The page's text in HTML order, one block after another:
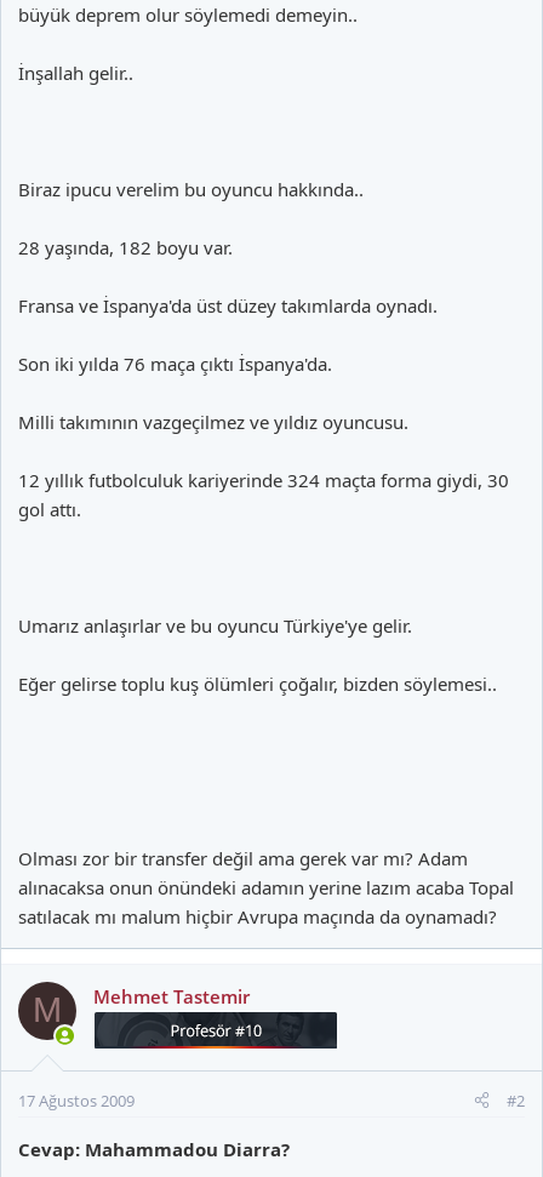
büyük deprem olur söylemedi demeyin..
İnşallah gelir..
Biraz ipucu verelim bu oyuncu hakkında..
28 yaşında, 182 boyu var.
Fransa ve İspanya'da üst düzey takımlarda oynadı.
Son iki yılda 76 maça çıktı İspanya'da.
Milli takımının vazgeçilmez ve yıldız oyuncusu.
12 yıllık futbolculuk kariyerinde 324 maçta forma giydi, 30
gol attı.
Umarız anlaşırlar ve bu oyuncu Türkiye'ye gelir.
Eğer gelirse toplu kuş ölümleri çoğalır, bizden söylemesi..
Olması zor bir transfer değil ama gerek var mı? Adam
alınacaksa onun önündeki adamın yerine lazım acaba Topal
satılacak mı malum hiçbir Avrupa maçında da oynamadı?
M Mehmet Tastemir
17 Ağustos 2009 #2
Cevap: Mahammadou Diarra?